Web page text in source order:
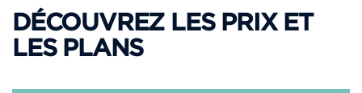
DÉCOUVREZ LES PRIX ET
LES PLANS